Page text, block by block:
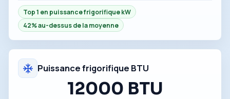
Top 1 en puissance frigorifique kW
42% au-dessus de la moyenne
Puissance frigorifique BTU
12000 BTU